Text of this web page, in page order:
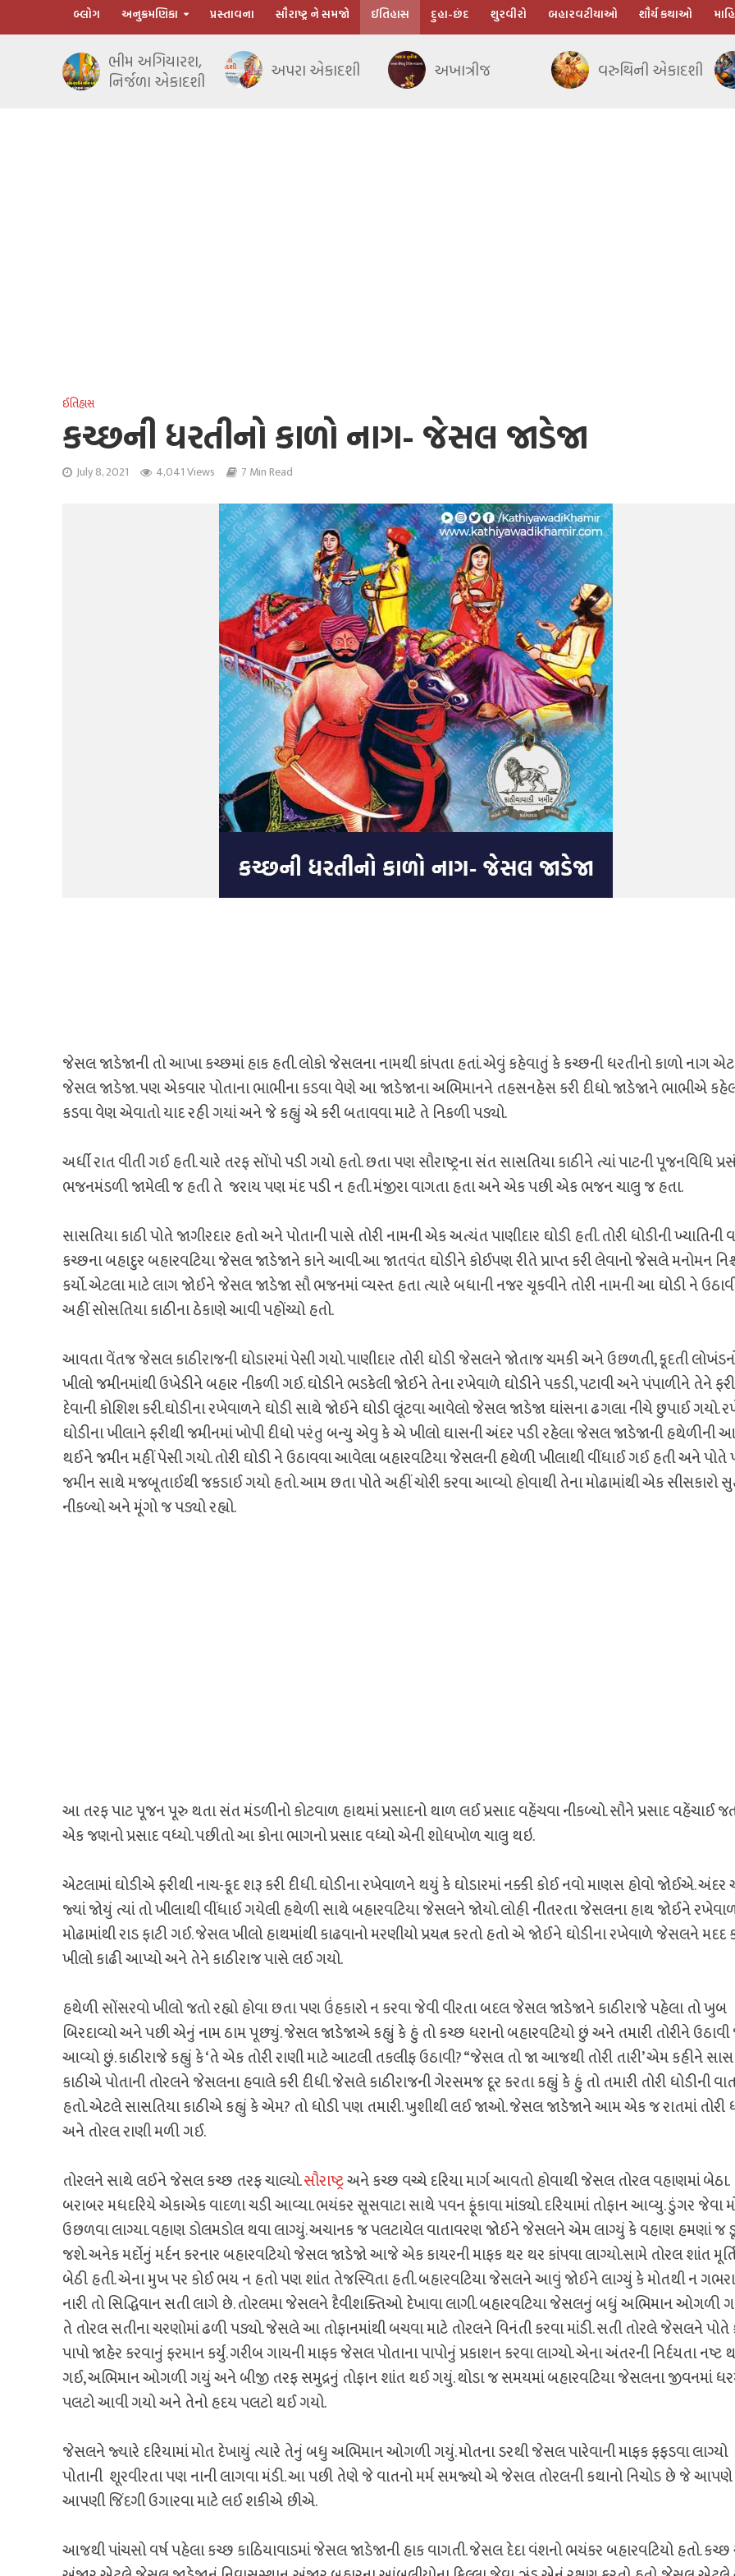
બ્લોગ અનુક્રમણિકા પ્રસ્તાવના સૌરાષ્ટ્ર ને સમજો ઈતિહાસ દુહા-છંદ શુરવીરો બહારવટીયાઓ શૌર્ય કથાઓ
ભીમ અગિયારશ,
નિર્જળા એકાદશી
અપરા એકાદશી અખાત્રીજ વરુથિની એકાદશી
ઈતિહાસ
કચ્છની ધરતીનો કાળો નાગ- જેસલ જાડેજા
July 8, 2021 4,041 Views 7 Min Read
જેસલ જાડેજાની તો આખા કચ્છમાં હાક હતી. લોકો જેસલના નામથી કાંપતા હતાં. એવું કહેવાતું કે કચ્છની ધરતીનો કાળો નાગ
જેસલ જાડેજા. પણ એકવાર પોતાના ભાભીના કડવા વેણે આ જાડેજાના અભિમાનને તહસનહેસ કરી દીધો. જાડેજાને ભાભીએ
કડવા વેણ એવાતો યાદ રહી ગયાં અને જે કહ્યું એ કરી બતાવવા માટે તે નિકળી પડ્યો.
અર્ધી રાત વીતી ગઈ હતી. ચારે તરફ સોંપો પડી ગયો હતો. છતા પણ સૌરાષ્ટ્રના સંત સાસતિયા કાઠીને ત્યાં પાટની પૂજનવિધિ
ભજનમંડળી જામેલી જ હતી તે જરાય પણ મંદ પડી ન હતી. મંજીરા વાગતા હતા અને એક પછી એક ભજન ચાલુ જ હતા.
સાસતિયા કાઠી પોતે જાગીરદાર હતો અને પોતાની પાસે તોરી નામની એક અત્યંત પાણીદાર ઘોડી હતી. તોરી ધોડીની ખ્યાતિની
કચ્છના બહાદુર બહારવટિયા જેસલ જાડેજાને કાને આવી. આ જાતવંત ઘોડીને કોઈપણ રીતે પ્રાપ્ત કરી લેવાનો જેસલે મનોમન
કર્યો. એટલા માટે લાગ જોઈને જેસલ જાડેજા સૌ ભજનમાં વ્યસ્ત હતા ત્યારે બધાની નજર ચૂકવીને તોરી નામની આ ઘોડી ને
અહીં સોસતિયા કાઠીના ઠેકાણે આવી પહોંચ્યો હતો.
આવતા વેંતજ જેસલ કાઠીરાજની ઘોડારમાં પેસી ગયો. પાણીદાર તોરી ઘોડી જેસલને જોતાજ ચમકી અને ઉછળતી, કૂદતી
ખીલો જમીનમાંથી ઉખેડીને બહાર નીકળી ગઈ. ઘોડીને ભડકેલી જોઈને તેના રખેવાળે ઘોડીને પકડી, પટાવી અને પંપાળીને તેને
દેવાની કોશિશ કરી.ઘોડીના રખેવાળને ઘોડી સાથે જોઈને ઘોડી લૂંટવા આવેલો જેસલ જાડેજા ઘાંસના ઢગલા નીચે છુપાઈ ગયો.
ઘોડીના ખીલાને ફરીથી જમીનમાં ખોપી દીધો પરંતુ બન્યુ એવુ કે એ ખીલો ઘાસની અંદર પડી રહેલા જેસલ જાડેજાની હથેળીની
થઈને જમીન મહીં પેસી ગયો. તોરી ઘોડી ને ઉઠાવવા આવેલા બહારવટિયા જેસલની હથેળી ખીલાથી વીંધાઈ ગઈ હતી અને
જમીન સાથે મજબૂતાઈથી જકડાઈ ગયો હતો. આમ છતા પોતે અહીં ચોરી કરવા આવ્યો હોવાથી તેના મોઢામાંથી એક સીસકારો
નીકળ્યો અને મૂંગો જ પડ્યો રહ્યો.
આ તરફ પાટ પૂજન પૂરુ થતા સંત મંડળીનો કોટવાળ હાથમાં પ્રસાદનો થાળ લઈ પ્રસાદ વહેંચવા નીકળ્યો. સૌને પ્રસાદ વહેંચાઈ
એક જણનો પ્રસાદ વધ્યો. પછીતો આ કોના ભાગનો પ્રસાદ વધ્યો એની શોધખોળ ચાલુ થઇ.
એટલામાં ઘોડીએ ફરીથી નાચ-કૂદ શરૂ કરી દીધી. ઘોડીના રખેવાળને થયું કે ઘોડારમાં નક્કી કોઈ નવો માણસ હોવો જોઈએ.
જ્યાં જોયું ત્યાં તો ખીલાથી વીંધાઈ ગયેલી હથેળી સાથે બહારવટિયા જેસલને જોયો. લોહી નીતરતા જેસલના હાથ જોઈને
મોઢામાંથી રાડ ફાટી ગઈ. જેસલ ખીલો હાથમાંથી કાઢવાનો મરણીયો પ્રયત્ન કરતો હતો એ જોઈને ઘોડીના રખેવાળે જેસલને મદદ
ખીલો કાઢી આપ્યો અને તેને કાઠીરાજ પાસે લઈ ગયો.
હથેળી સોંસરવો ખીલો જતો રહ્યો હોવા છતા પણ ઉંહકારો ન કરવા જેવી વીરતા બદલ જેસલ જાડેજાને કાઠીરાજે પહેલા તો ખુબ
બિરદાવ્યો અને પછી એનું નામ ઠામ પૂછ્યું. જેસલ જાડેજાએ કહ્યું કે હું તો કચ્છ ધરાનો બહારવટિયો છું અને તમારી તોરીને ઉઠાવી
આવ્યો છું. કાઠીરાજે કહ્યું કે ‘તે એક તોરી રાણી માટે આટલી તકલીફ ઉઠાવી? “જેસલ તો જા આજથી તોરી તારી’ એમ કહીને
કાઠીએ પોતાની તોરલને જેસલના હવાલે કરી દીધી. જેસલે કાઠીરાજની ગેરસમજ દૂર કરતા કહ્યું કે હું તો તમારી તોરી ધોડીની
હતો. એટલે સાસતિયા કાઠીએ કહ્યું કે એમ? તો ધોડી પણ તમારી. ખુશીથી લઈ જાઓ. જેસલ જાડેજાને આમ એક જ રાતમાં તોરી
અને તોરલ રાણી મળી ગઈ.
તોરલને સાથે લઈને જેસલ કચ્છ તરફ ચાલ્યો.સૌરાષ્ટ્રઅને કચ્છ વચ્ચે દરિયા માર્ગ આવતો હોવાથી જેસલ તોરલ વહાણમાં બેઠા.
બરાબર મધદરિયે એકાએક વાદળા ચડી આવ્યા. ભયંકર સૂસવાટા સાથે પવન ફૂંકાવા માંડ્યો. દરિયામાં તોફાન આવ્યુ. ડુંગર જેવા
ઉછળવા લાગ્યા. વહાણ ડોલમડોલ થવા લાગ્યું. અચાનક જ પલટાયેલ વાતાવરણ જોઈને જેસલને એમ લાગ્યું કે વહાણ હમણાં જ
જશે. અનેક મર્દોનું મર્દન કરનાર બહારવટિયો જેસલ જાડેજો આજે એક કાયરની માફક થર થર કાંપવા લાગ્યો.સામે તોરલ શાંત
બેઠી હતી. એના મુખ પર કોઈ ભય ન હતો પણ શાંત તેજસ્વિતા હતી. બહારવટિયા જેસલને આવું જોઈને લાગ્યું કે મોતથી ન
નારી તો સિદ્ધિવાન સતી લાગે છે. તોરલમા જેસલને દૈવીશક્તિઓ દેખાવા લાગી. બહારવટિયા જેસલનું બધું અભિમાન ઓગળી
તે તોરલ સતીના ચરણોમાં ઢળી પડ્યો. જેસલે આ તોફાનમાંથી બચવા માટે તોરલને વિનંતી કરવા માંડી. સતી તોરલે જેસલને પોતે
પાપો જાહેર કરવાનું ફરમાન કર્યું. ગરીબ ગાયની માફક જેસલ પોતાના પાપોનું પ્રકાશન કરવા લાગ્યો. એના અંતરની નિર્દયતા નષ્ટ
ગઈ, અભિમાન ઓગળી ગયું અને બીજી તરફ સમુદ્રનું તોફાન શાંત થઈ ગયું. થોડા જ સમયમાં બહારવટિયા જેસલના જીવનમાં
પલટો આવી ગયો અને તેનો હદય પલટો થઈ ગયો.
જેસલને જ્યારે દરિયામાં મોત દેખાયું ત્યારે તેનું બધુ અભિમાન ઓગળી ગયું. મોતના ડરથી જેસલ પારેવાની માફક ફફડવા લાગ્યો
પોતાની શૂરવીરતા પણ નાની લાગવા મંડી. આ પછી તેણે જે વાતનો મર્મ સમજ્યો એ જેસલ તોરલની કથાનો નિચોડ છે જે આપણે
આપણી જિંદગી ઉગારવા માટે લઈ શકીએ છીએ.
આજથી પાંચસો વર્ષ પહેલા કચ્છ કાઠિયાવાડમાં જેસલ જાડેજાની હાક વાગતી. જેસલ દેદા વંશનો ભયંકર બહારવટિયો હતો.